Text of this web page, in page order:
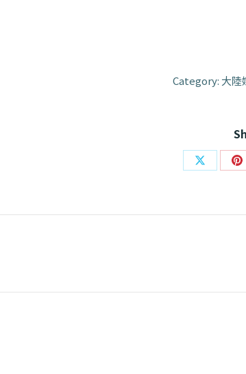
Category: 大陸
Share
X